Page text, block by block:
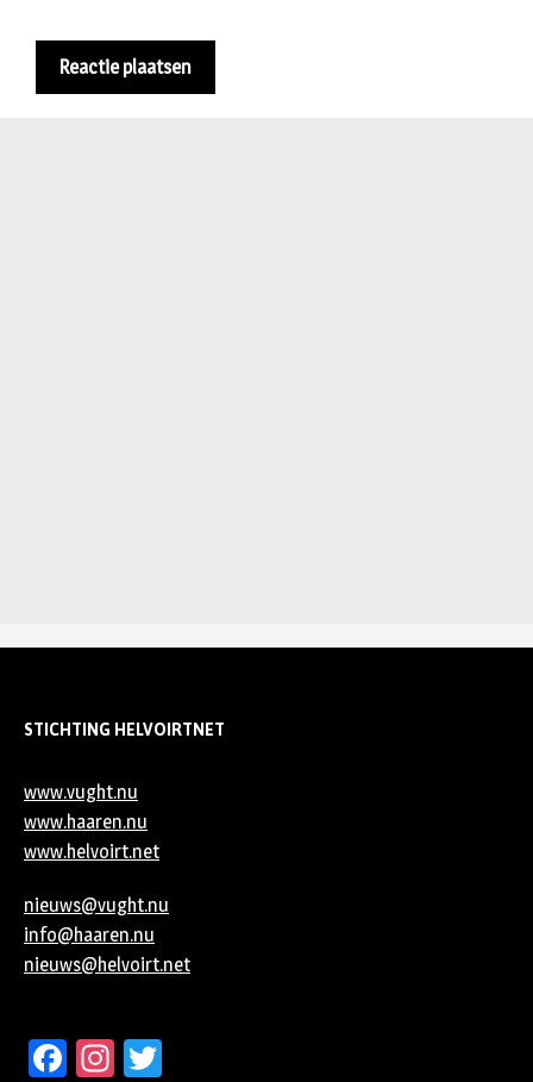
STICHTING HELVOIRTNET
www.vught.nu
www.haaren.nu
www.helvoirt.net
nieuws@vught.nu
info@haaren.nu
nieuws@helvoirt.net
Facebook
Instagram